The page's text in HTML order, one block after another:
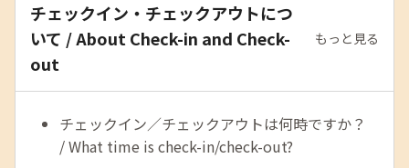
チェックイン・チェックアウトにつ
いて / About Check-in and Check-
out
もっと見る
チェックイン／チェックアウトは何時ですか？
/ What time is check-in/check-out?